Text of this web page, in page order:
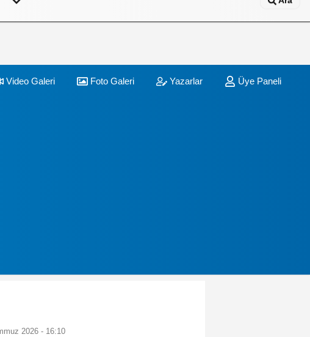
Video Galeri Foto Galeri Yazarlar Üye Paneli
2026 - 16:10